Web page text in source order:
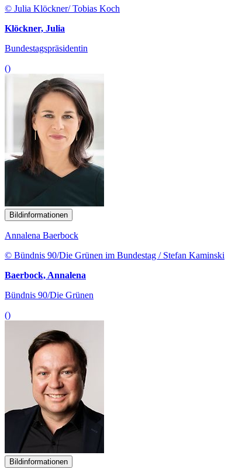
© Julia Klöckner/ Tobias Koch
Klöckner, Julia
Bundestagspräsidentin
()
Bildinformationen
Annalena Baerbock
© Bündnis 90/Die Grünen im Bundestag / Stefan Kaminski
Baerbock, Annalena
Bündnis 90/Die Grünen
()
Bildinformationen